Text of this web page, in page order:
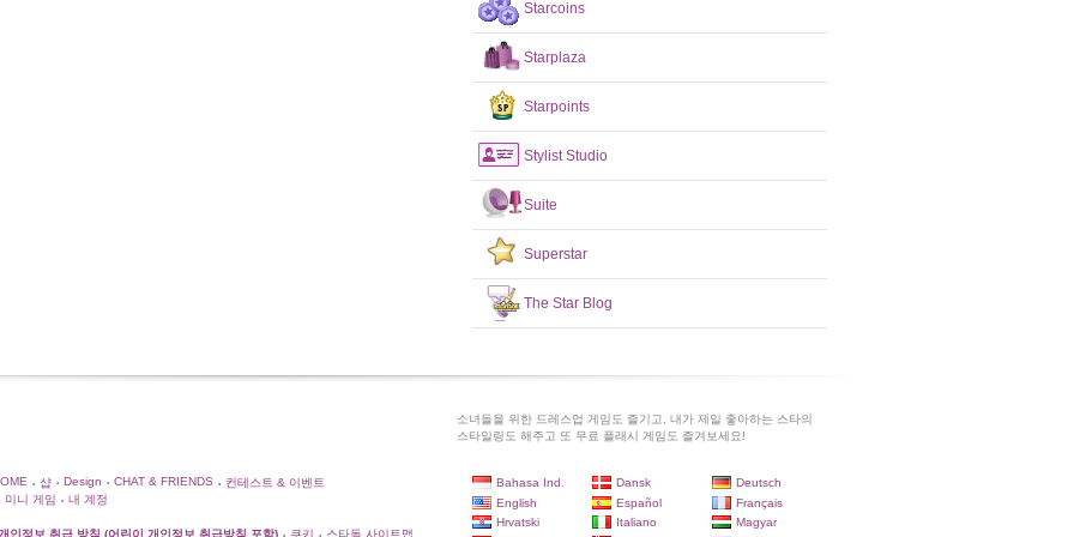
Starcoins
Starplaza
Starpoints
Stylist Studio
Suite
Superstar
The Star Blog
소녀들을 위한 드레스업 게임도 즐기고, 내가 제일 좋아하는 스타의
스타일링도 해주고 또 무료 플래시 게임도 즐겨보세요!
• 샵 • Design • CHAT & FRIENDS •
컨테스트 & 이벤트
미니 게임
• 내 계정
인정보 취급 방침 (어린이 개인정보 취급방침 포함) • 쿠키 • 스타돌 사이트맵
Bahasa Ind. Dansk
Deutsch
English
Español
Français
Hrvatski
Italiano
Magyar